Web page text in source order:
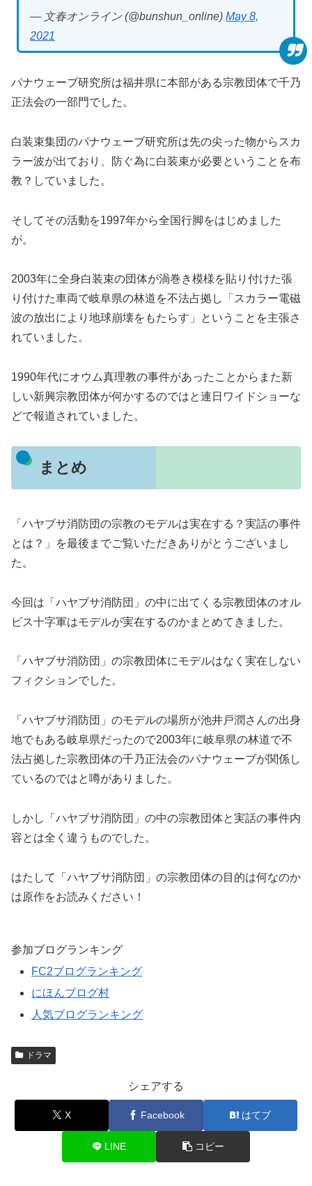
— 文春オンライン (@bunshun_online) May 8,
2021
パナウェーブ研究所は福井県に本部がある宗教団体で千乃
正法会の一部門でした。
白装束集団のパナウェーブ研究所は先の尖った物からスカ
ラー波が出ており、防ぐ為に白装束が必要ということを布
教？していました。
そしてその活動を1997年から全国行脚をはじめました
が。
2003年に全身白装束の団体が渦巻き模様を貼り付けた張
り付けた車両で岐阜県の林道を不法占拠し「スカラー電磁
波の放出により地球崩壊をもたらす」ということを主張さ
れていました。
1990年代にオウム真理教の事件があったことからまた新
しい新興宗教団体が何かするのではと連日ワイドショーな
どで報道されていました。
まとめ
「ハヤブサ消防団の宗教のモデルは実在する？実話の事件
とは？」を最後までご覧いただきありがとうございまし
た。
今回は「ハヤブサ消防団」の中に出てくる宗教団体のオル
ビス十字軍はモデルが実在するのかまとめてきました。
「ハヤブサ消防団」の宗教団体にモデルはなく実在しない
フィクションでした。
「ハヤブサ消防団」のモデルの場所が池井戸潤さんの出身
地でもある岐阜県だったので2003年に岐阜県の林道で不
法占拠した宗教団体の千乃正法会のパナウェーブが関係し
ているのではと噂がありました。
しかし「ハヤブサ消防団」の中の宗教団体と実話の事件内
容とは全く違うものでした。
はたして「ハヤブサ消防団」の宗教団体の目的は何なのか
は原作をお読みください！
参加ブログランキング
FC2ブログランキング
にほんブログ村
人気ブログランキング
ドラマ
シェアする
X Facebook はてブ
LINE コピー